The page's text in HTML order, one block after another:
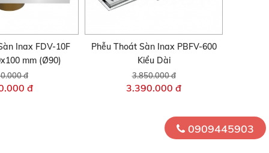
Inax FDV-10F
mm (Ø90)
đ
đ
Phễu Thoát Sàn Inax PBFV-600
Kiểu Dài
3.850.000 đ
3.390.000 đ
0909445903